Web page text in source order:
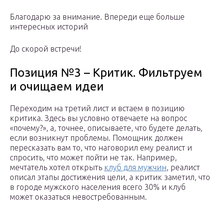
Благодарю за внимание. Впереди еще больше
интересных историй
До скорой встречи!
Позиция №3 – Критик. Фильтруем
и очищаем идеи
Переходим на третий лист и встаем в позицию
критика. Здесь вы условно отвечаете на вопрос
«почему?», а, точнее, описываете, что будете делать,
если возникнут проблемы. Помощник должен
пересказать вам то, что наговорил ему реалист и
спросить, что может пойти не так. Например,
мечтатель хотел открыть клуб для мужчин, реалист
описал этапы достижения цели, а критик заметил, что
в городе мужского населения всего 30% и клуб
может оказаться невостребованным.